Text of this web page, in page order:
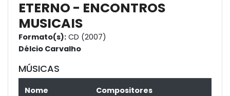
ETERNO - ENCONTROS
MUSICAIS
Formato(s): CD (2007)
Délcio Carvalho
MÚSICAS
Nome Compositores